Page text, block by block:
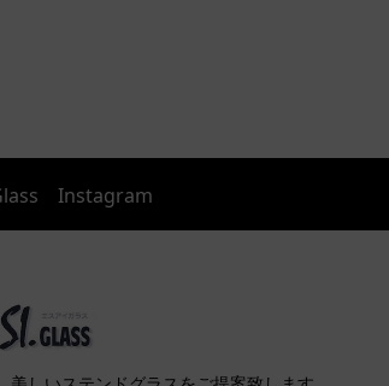
Instagram